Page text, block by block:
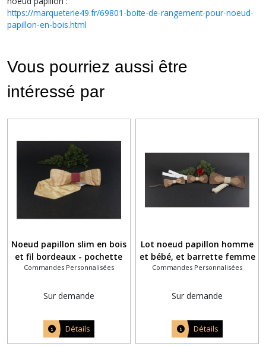
https://marqueterie49.fr/69801-boite-de-rangement-pour-noeud-
papillon-en-bois.html
Vous pourriez aussi être
intéressé par
Noeud papillon slim en bois
et fil bordeaux - pochette
bois assortie
Commandes Personnalisées
Sur demande
Détails
Lot noeud papillon homme
et bébé, et barrette femme
assortis bois noyer et effet
Commandes Personnalisées
Sur demande
Détails